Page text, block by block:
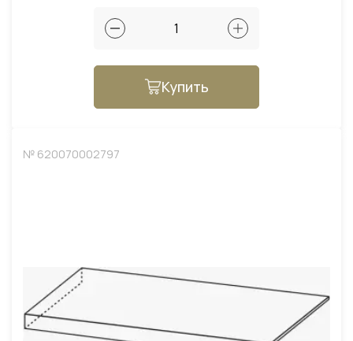
Купить
№ 620070002797